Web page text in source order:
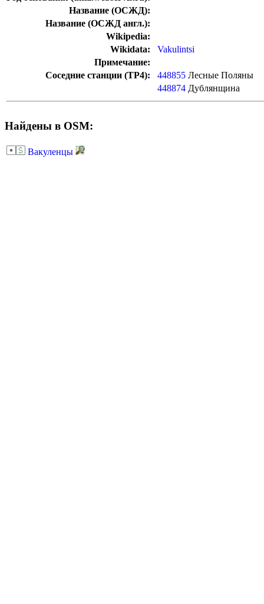
Название (ОСЖД):
Название (ОСЖД англ.):
Wikipedia:
Wikidata:
Vakulintsi
Примечание:
Соседние станции (ТР4):
448855 Лесные Поляны
448874 Дублянщина
Найдены в OSM:
Вакуленцы